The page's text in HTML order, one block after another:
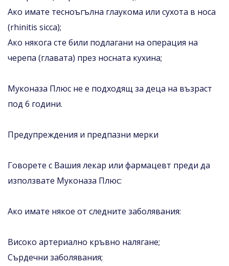
Ако имате тесноъгълна глаукома или сухота в носа
(rhinitis sicca);
Ако някога сте били подлагани на операция на
черепа (главата) през носната кухина;
Муконаза Плюс не е подходящ за деца на възраст
под 6 години.
Предупреждения и предпазни мерки
Говорете с Вашия лекар или фармацевт преди да
използвате Муконаза Плюс:
Ако имате някое от следните заболявания:
Високо артериално кръвно налягане;
Сърдечни заболявания;